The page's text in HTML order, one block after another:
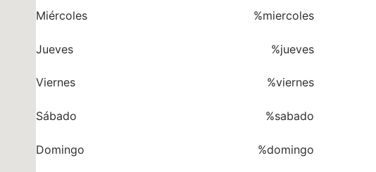
Miércoles %miercoles
Jueves %jueves
Viernes %viernes
Sábado %sabado
Domingo %domingo